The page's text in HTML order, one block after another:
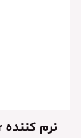
نرم کننده Absolute Repair حاوی کراتین